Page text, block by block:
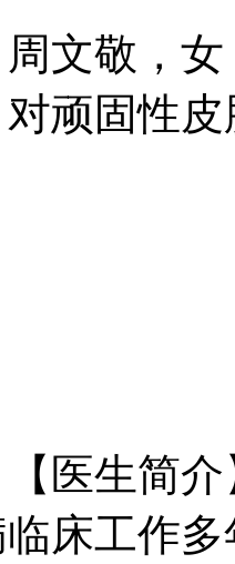
文敬，
顽固性皮
医生简
床工作多